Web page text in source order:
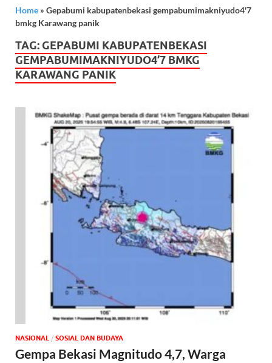
Home » Gepabumi kabupatenbekasi gempabumimakniyudo4'7
bmkg Karawang panik
TAG: GEPABUMI KABUPATENBEKASI
GEMPABUMIMAKNIYUDO4’7 BMKG
KARAWANG PANIK
NASIONAL / SOSIAL DAN BUDAYA
Gempa Bekasi Magnitudo 4,7, Warga